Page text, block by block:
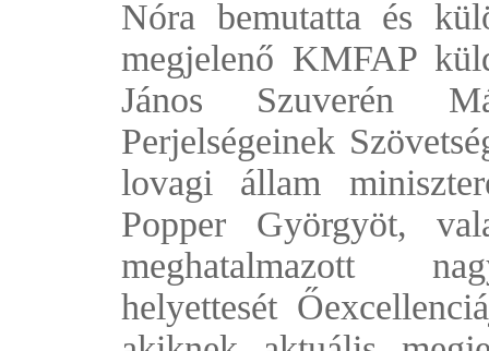
Nóra bemutatta és
megjelenő KMFAP
János Szuverén
Perjelségeinek
lovagi állam
Popper Györgyöt,
meghatalmazott
helyettesét